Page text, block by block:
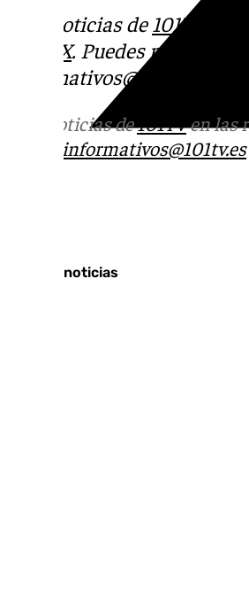
Más noticias de 101TV en
X. Puedes ponerte
informativos@101tv.es
Más noticias de101TVen las
informativos@101tv.es
Últimas noticias